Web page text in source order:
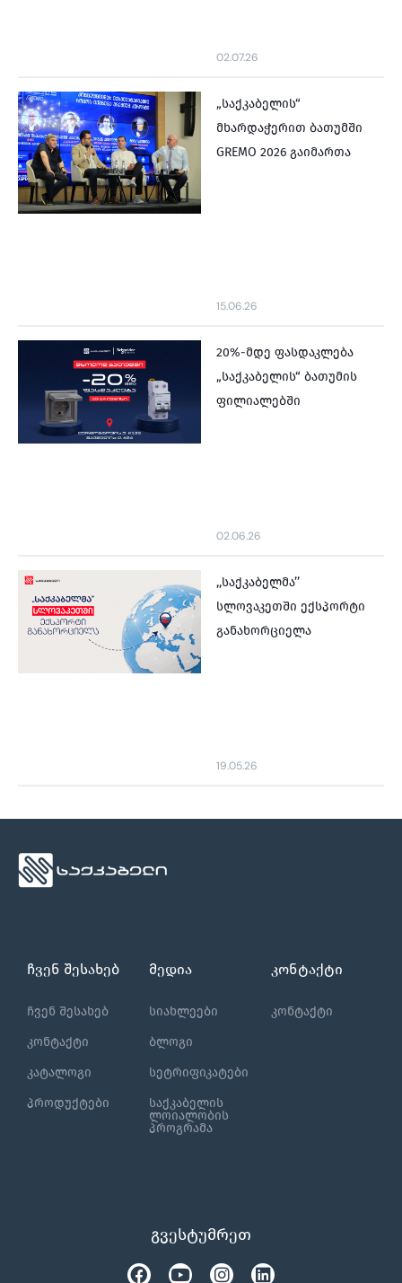
02.07.26
„საქკაბელის“
მხარდაჭერით ბათუმში
GREMO 2026 გაიმართა
15.06.26
20%-მდე ფასდაკლება
„საქკაბელის“ ბათუმის
ფილიალებში
02.06.26
,,საქკაბელმა’’
სლოვაკეთში ექსპორტი
განახორციელა
19.05.26
ჩვენ შესახებ
ჩვენ შესახებ
კონტაქტი
კატალოგი
პროდუქტები
მედია
სიახლეები
ბლოგი
სეტრიფიკატები
საქკაბელის
ლოიალობის
პროგრამა
კონტაქტი
კონტაქტი
გვესტუმრეთ
FacebookYoutubeInstagramLinkedin
Tiktok